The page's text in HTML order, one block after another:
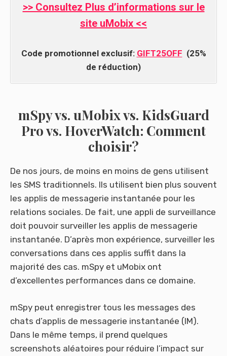
>> Consultez Plus d’informations sur le
site uMobix <<
Code promotionnel exclusif: GIFT25OFF (25%
de réduction)
mSpy vs. uMobix vs. KidsGuard
Pro vs. HoverWatch: Comment
choisir?
De nos jours, de moins en moins de gens utilisent
les SMS traditionnels. Ils utilisent bien plus souvent
les applis de messagerie instantanée pour les
relations sociales. De fait, une appli de surveillance
doit pouvoir surveiller les applis de messagerie
instantanée. D’après mon expérience, surveiller les
conversations dans ces applis suffit dans la
majorité des cas. mSpy et uMobix ont
d’excellentes performances dans ce domaine.
mSpy peut enregistrer tous les messages des
chats d’applis de messagerie instantanée (IM).
Dans le même temps, il prend quelques
screenshots aléatoires pour réduire l’impact sur